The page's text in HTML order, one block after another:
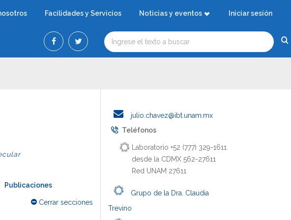
Facilidades y Servicios Noticias y eventos Iniciar sesión
Publicaciones
Cerrar secciones
julio.chavez@ibt.unam.mx
Teléfonos
Laboratorio +52 (777) 329-1611
desde la CDMX 562-27611
Red UNAM 27611
Grupo de la Dra. Claudia
Trevino